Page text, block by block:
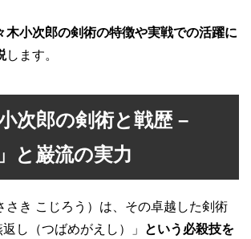
木小次郎の剣術の特徴や実戦での活躍に
します。
次郎の剣術と戦歴 –
と巌流の実力
さき こじろう）は、その卓越した剣術
し（つばめがえし）」
という必殺技を